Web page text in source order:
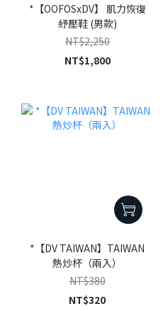
*【OOFOSxDV】 肌力恢復
紓壓鞋 (男款)
NT$2,250
NT$1,800
*【DV TAIWAN】TAIWAN
熱炒杯（兩入）
NT$380
NT$320